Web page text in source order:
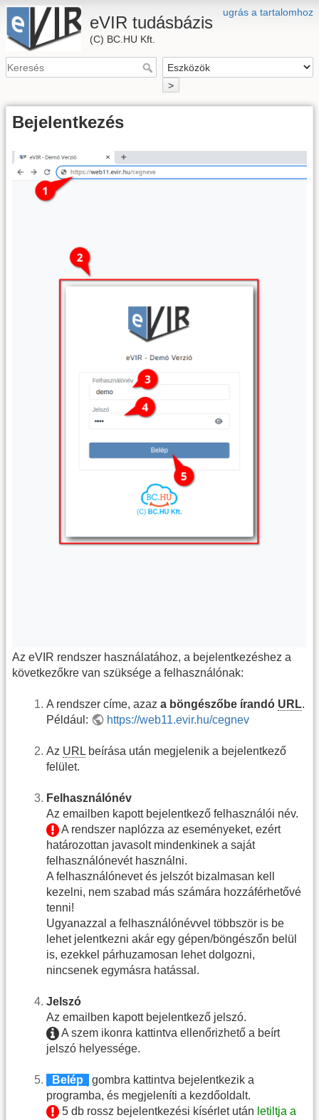
ugrás a tartalomhoz
eVIR tudásbázis
(C) BC.HU Kft.
>
Bejelentkezés
Az eVIR rendszer használatához, a bejelentkezéshez a
következőkre van szüksége a felhasználónak:
A rendszer címe, azaz a böngészőbe írandó URL.
Például:
https://web11.evir.hu/cegnev
Az URL beírása után megjelenik a bejelentkező
felület.
Felhasználónév
Az emailben kapott bejelentkező felhasználói név.
A rendszer naplózza az eseményeket, ezért
határozottan javasolt mindenkinek a saját
felhasználónevét használni.
A felhasználónevet és jelszót bizalmasan kell
kezelni, nem szabad más számára hozzáférhetővé
tenni!
Ugyanazzal a felhasználónévvel többször is be
lehet jelentkezni akár egy gépen/böngészőn belül
is, ezekkel párhuzamosan lehet dolgozni,
nincsenek egymásra hatással.
Jelszó
Az emailben kapott bejelentkező jelszó.
A szem ikonra kattintva ellenőrizhető a beírt
jelszó helyessége.
Belép
gombra kattintva bejelentkezik a
programba, és megjeleníti a kezdőoldalt.
5 db rossz bejelentkezési kísérlet után letiltja a